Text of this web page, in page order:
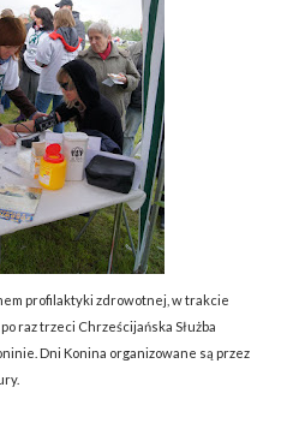
profilaktyki zdrowotnej, w trakcie
raz trzeci Chrześcijańska Służba
Dni Konina organizowane są przez